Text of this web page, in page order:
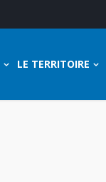
LE TERRITOIRE